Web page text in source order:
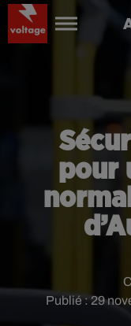
pour
Publié : 29